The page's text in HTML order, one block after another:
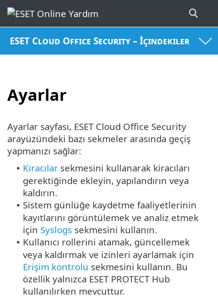
ESET Cloud Office Security – İçindekiler
Ayarlar
Ayarlar sayfası, ESET Cloud Office Security
arayüzündeki bazı sekmeler arasında geçiş
yapmanızı sağlar:
• Kiracılar sekmesini kullanarak kiracıları
gerektiğinde ekleyin, yapılandırın veya
kaldırın.
• Sistem günlüğe kaydetme faaliyetlerinin
kayıtlarını görüntülemek ve analiz etmek
için Syslogs sekmesini kullanın.
• Kullanıcı rollerini atamak, güncellemek
veya kaldırmak ve izinleri ayarlamak için
Erişim kontrolü sekmesini kullanın. Bu
özellik yalnızca ESET PROTECT Hub
kullanılırken mevcuttur.